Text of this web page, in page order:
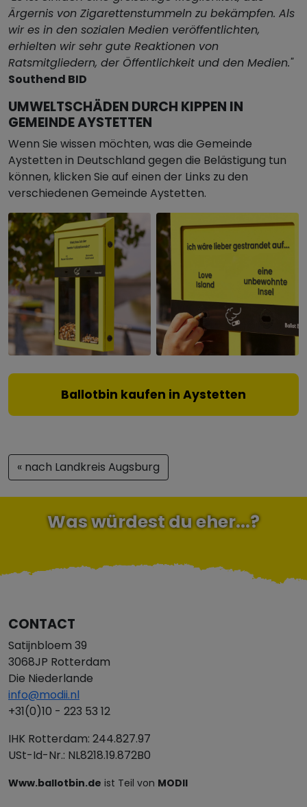
Ärgernis von Zigarettenstummeln zu bekämpfen. Als
wir es in den sozialen Medien veröffentlichten,
erhielten wir sehr gute Reaktionen von
Ratsmitgliedern, der Öffentlichkeit und den Medien."
Southend BID
UMWELTSCHÄDEN DURCH KIPPEN IN
GEMEINDE AYSTETTEN
Wenn Sie wissen möchten, was die Gemeinde
Aystetten in Deutschland gegen die Belästigung tun
können, klicken Sie auf einen der Links zu den
verschiedenen Gemeinde Aystetten.
Ballotbin kaufen in Aystetten
« nach Landkreis Augsburg
Was würdest du eher...?
CONTACT
Satijnbloem 39
3068JP Rotterdam
Die Niederlande
info@modii.nl
+31(0)10 - 223 53 12
IHK Rotterdam: 244.827.97
USt-Id-Nr.: NL8218.19.872B0
Www.ballotbin.de ist Teil von MODII